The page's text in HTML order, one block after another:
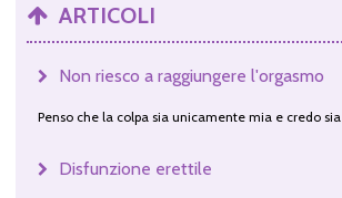
ARTICOLI
Non riesco a raggiungere l'orgasmo
Penso che la colpa sia unicamente mia e credo sia
Disfunzione erettile